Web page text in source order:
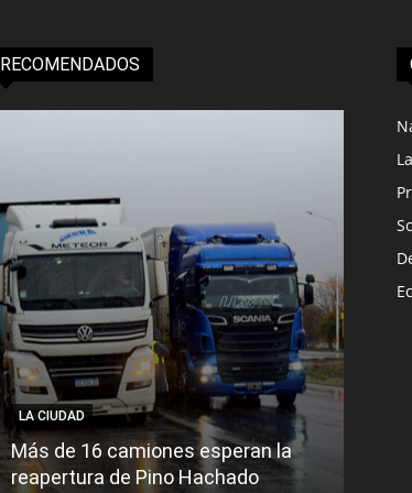
RECOMENDADOS
LA CIUDAD
Más de 16 camiones esperan la
reapertura de Pino Hachado